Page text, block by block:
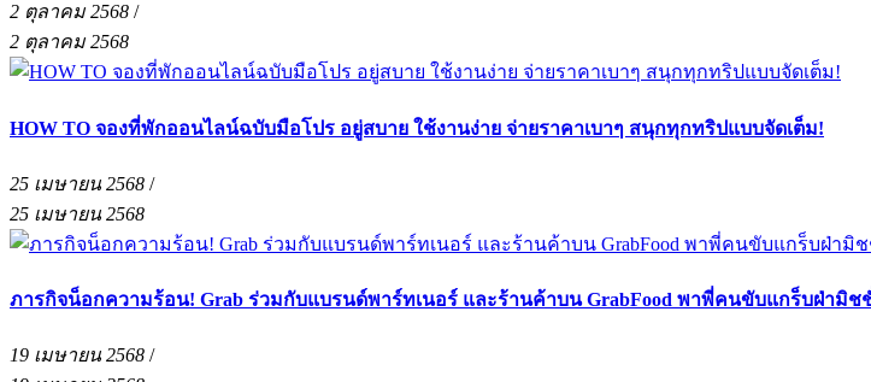
2 ตุลาคม 2568 /
2 ตุลาคม 2568
HOW TO จองที่พักออนไลน์ฉบับมือโปร อยู่สบาย ใช้งานง่าย จ่ายราคาเบาๆ สนุกทุกทริปแบบจัดเต็ม!
25 เมษายน 2568 /
25 เมษายน 2568
ภารกิจน็อกความร้อน! Grab ร่วมกับแบรนด์พาร์ทเนอร์ และร้านค้าบน GrabFood พาพี่คนขับแกร็บฝ่ามิช
19 เมษายน 2568 /